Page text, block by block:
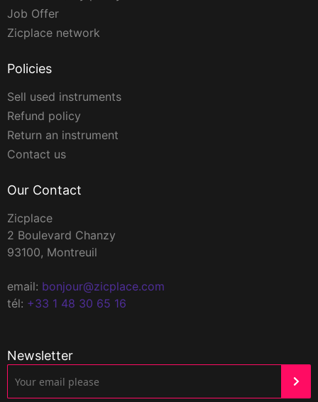
Job Offer
Zicplace network
Policies
Sell used instruments
Refund policy
Return an instrument
Contact us
Our Contact
Zicplace
2 Boulevard Chanzy
93100, Montreuil
email: bonjour@zicplace.com
tél: +33 1 48 30 65 16
Newsletter